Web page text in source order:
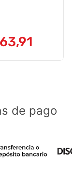
63,91
de pago